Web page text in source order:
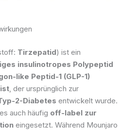
Tirzepatid) ist ein
insulinotropes Polypeptid
like Peptid-1 (GLP-1)
, der ursprünglich zur
2-Diabetes entwickelt wurde.
auch häufig off-label zur
eingesetzt. Während Mounjaro